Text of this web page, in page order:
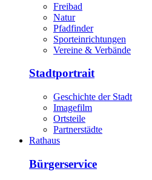
Freibad
Natur
Pfadfinder
Sporteinrichtungen
Vereine & Verbände
Stadtportrait
Geschichte der Stadt
Imagefilm
Ortsteile
Partnerstädte
Rathaus
Bürgerservice